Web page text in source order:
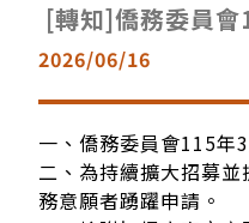
[轉知]僑務委員會
2026/06/16
一、僑務委員會115年
二、為持續擴大招募
務意願者踴躍申請。